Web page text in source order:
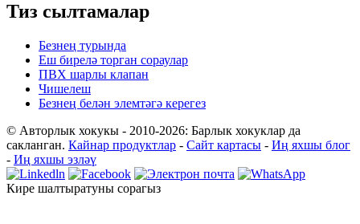
Тиз сылтамалар
Безнең турында
Еш бирелә торган сораулар
ПВХ шарлы клапан
Чишелеш
Безнең белән элемтәгә керегез
© Авторлык хокукы - 2010-2026: Барлык хокуклар да
сакланган. Кайнар продуктлар - Сайт картасы - Иң яхшы блог
- Иң яхшы эзләү
Кире шалтыратуны сорагыз